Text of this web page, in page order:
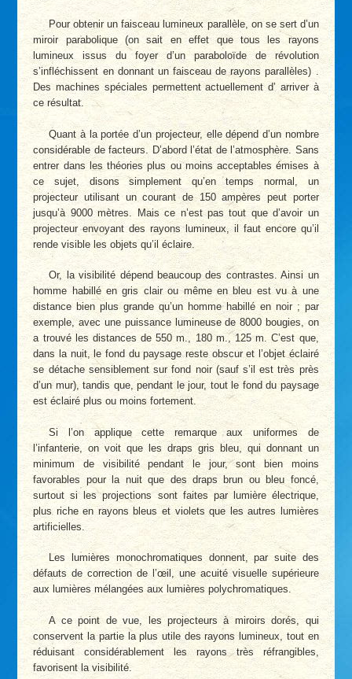
Pour obtenir un faisceau lumineux parallèle, on se sert d’un
miroir parabolique (on sait en effet que tous les rayons
lumineux issus du foyer d’un paraboloïde de révolution
s’infléchissent en donnant un faisceau de rayons parallèles) .
Des machines spéciales permettent actuellement d’ arriver à
ce résultat.
Quant à la portée d’un projecteur, elle dépend d’un nombre
considérable de facteurs. D’abord l’état de l’atmosphère. Sans
entrer dans les théories plus ou moins acceptables émises à
ce sujet, disons simplement qu’en temps normal, un
projecteur utilisant un courant de 150 ampères peut porter
jusqu’à 9000 mètres. Mais ce n’est pas tout que d’avoir un
projecteur envoyant des rayons lumineux, il faut encore qu’il
rende visible les objets qu’il éclaire.
Or, la visibilité dépend beaucoup des contrastes. Ainsi un
homme habillé en gris clair ou même en bleu est vu à une
distance bien plus grande qu’un homme habillé en noir ; par
exemple, avec une puissance lumineuse de 8000 bougies, on
a trouvé les distances de 550 m., 180 m., 125 m. C’est que,
dans la nuit, le fond du paysage reste obscur et l’objet éclairé
se détache sensiblement sur fond noir (sauf s’il est très près
d’un mur), tandis que, pendant le jour, tout le fond du paysage
est éclairé plus ou moins fortement.
Si l’on applique cette remarque aux uniformes de
l’infanterie, on voit que les draps gris bleu, qui donnant un
minimum de visibilité pendant le jour, sont bien moins
favorables pour la nuit que des draps brun ou bleu foncé,
surtout si les projections sont faites par lumière électrique,
plus riche en rayons bleus et violets que les autres lumières
artificielles.
Les lumières monochromatiques donnent, par suite des
défauts de correction de l’œil, une acuité visuelle supérieure
aux lumières mélangées aux lumières polychromatiques.
A ce point de vue, les projecteurs à miroirs dorés, qui
conservent la partie la plus utile des rayons lumineux, tout en
réduisant considérablement les rayons très réfrangibles,
favorisent la visibilité.